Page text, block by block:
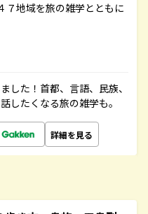
７地域を旅の雑学とともに
した！首都、言語、民族、
したくなる旅の雑学も。
詳細を見る